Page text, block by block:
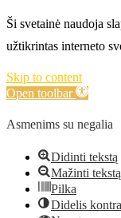
Ši svetainė naudoja
užtikrintas interneto
Skip to content
Open toolbar
Asmenims su negalia
Didinti tekstą
Mažinti tekstą
Pilka
Didelis